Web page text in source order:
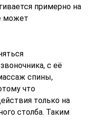
примерно на
может
с её
спины,
что
только на
столба. Таким